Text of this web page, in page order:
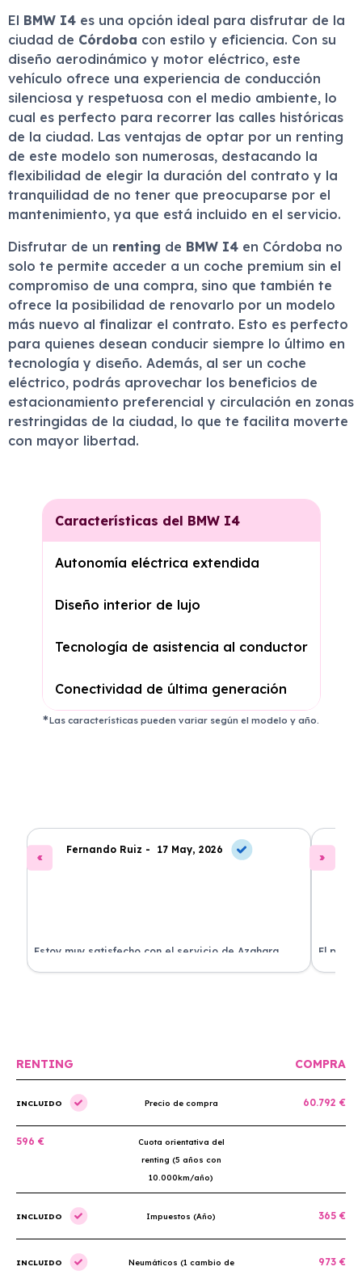
El BMW I4 es una opción ideal para disfrutar de la
ciudad de Córdoba con estilo y eficiencia. Con su
diseño aerodinámico y motor eléctrico, este
vehículo ofrece una experiencia de conducción
silenciosa y respetuosa con el medio ambiente, lo
cual es perfecto para recorrer las calles históricas
de la ciudad. Las ventajas de optar por un renting
de este modelo son numerosas, destacando la
flexibilidad de elegir la duración del contrato y la
tranquilidad de no tener que preocuparse por el
mantenimiento, ya que está incluido en el servicio.
Disfrutar de un renting de BMW I4 en Córdoba no
solo te permite acceder a un coche premium sin el
compromiso de una compra, sino que también te
ofrece la posibilidad de renovarlo por un modelo
más nuevo al finalizar el contrato. Esto es perfecto
para quienes desean conducir siempre lo último en
tecnología y diseño. Además, al ser un coche
eléctrico, podrás aprovechar los beneficios de
estacionamiento preferencial y circulación en zonas
restringidas de la ciudad, lo que te facilita moverte
con mayor libertad.
Características del BMW I4
Autonomía eléctrica extendida
Diseño interior de lujo
Tecnología de asistencia al conductor
Conectividad de última generación
Las características pueden variar según el modelo y año.
Fernando Ruiz - 17 May, 2026
Estoy muy satisfecho con el servicio de Azahara
Renting. El coche está en perfectas condiciones y el
El
llegó
RENTING COMPRA
INCLUIDO Precio de compra 60.792 €
596 €
Cuota orientativa del
renting (5 años con
10.000km/año)
INCLUIDO Impuestos (Año) 365 €
INCLUIDO Neumáticos (1 cambio de 973 €